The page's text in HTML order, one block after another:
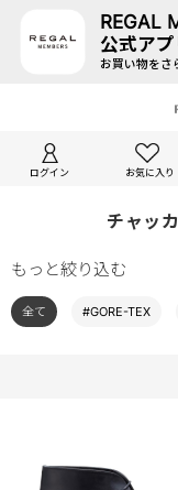
REGAL
公式アプ
お買い物をさ
ログイン お気に入り
チャッ
もっと絞り込む
全て #GORE-TEX